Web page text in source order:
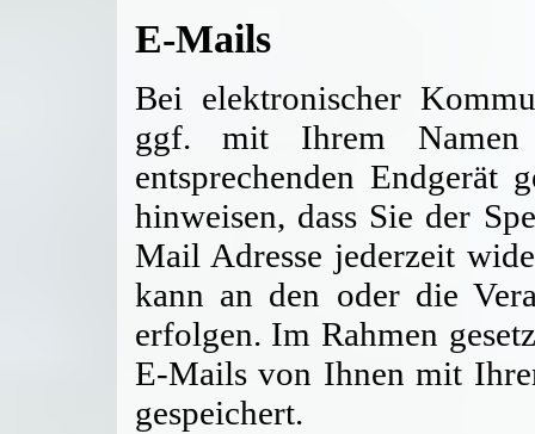
E-Mails
Bei elektronischer
ggf. mit Ihrem
entsprechenden Endgerät
hinweisen, dass Sie der
Mail Adresse jederzeit
kann an den oder die
erfolgen. Im Rahmen
E-Mails von Ihnen mit
gespeichert.